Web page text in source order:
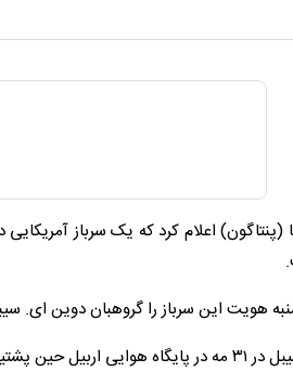
(پنتاگون) اعلام کرد که یک سرباز
سرباز را گروهبان دوین ای. سیبل ۲۶ ساله اهل رابینسون تگزاس اعلام
داعش، کشته شده است.